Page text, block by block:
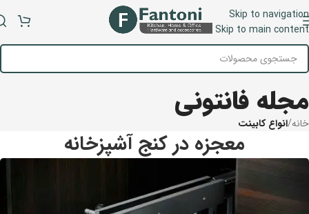
Skip to navigation
Skip to main content
منو
مجله فانتونی
خانه/انواع کابینت
معجزه در کنج آشپزخانه